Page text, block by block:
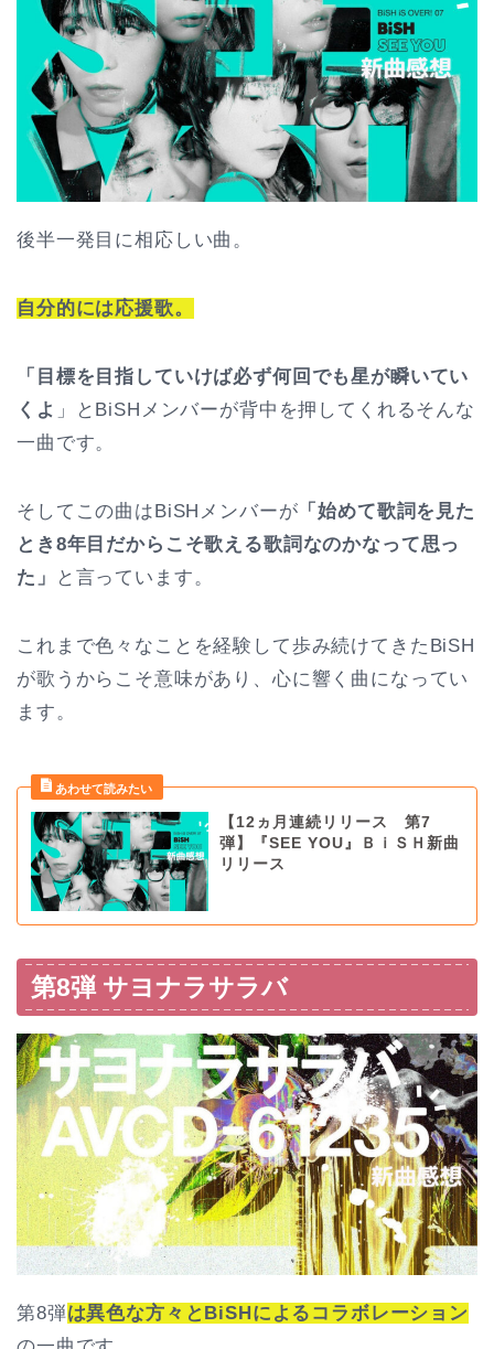
後半一発目に相応しい曲。
自分的には応援歌。
「目標を目指していけば必ず何回でも星が瞬いてい
くよ 」とBiSHメンバーが背中を押してくれるそんな
一曲です。
そしてこの曲はBiSHメンバーが 「始めて歌詞を見た
とき8年目だからこそ歌える歌詞なのかなって思っ
た」
と言っています。
これまで色々なことを経験して歩み続けてきたBiSH
が歌うからこそ意味があり、心に響く曲になってい
ます。
【12ヵ月連続リリース 第7
弾】『SEE YOU』ＢｉＳＨ新曲
リリース
第8弾 サヨナラサラバ
第8弾は異色な方々とBiSHによるコラボレーション